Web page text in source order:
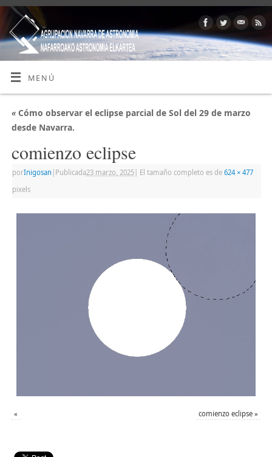
MENÚ
«Cómo observar el eclipse parcial de Sol del 29 de marzo
desde Navarra.
comienzo eclipse
porInigosan Publicada23 marzo, 2025| El tamaño completo es de 624 × 477
pixels
« comienzo eclipse »